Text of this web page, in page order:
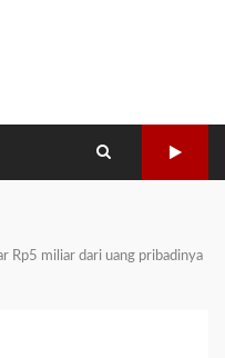
Rp5 miliar dari uang pribadinya